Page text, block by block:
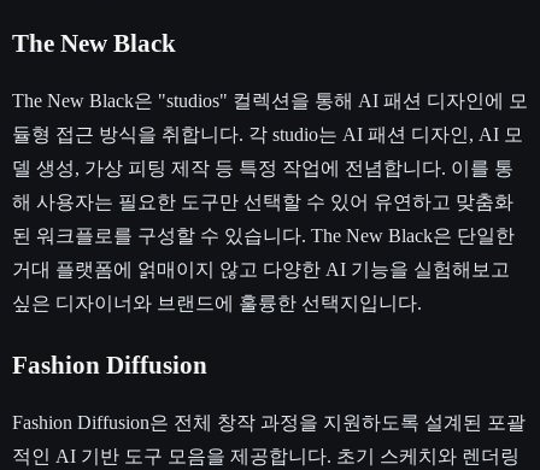
The New Black
The New Black은 "studios" 컬렉션을 통해 AI 패션 디자인에 모
듈형 접근 방식을 취합니다. 각 studio는 AI 패션 디자인, AI 모
델 생성, 가상 피팅 제작 등 특정 작업에 전념합니다. 이를 통
해 사용자는 필요한 도구만 선택할 수 있어 유연하고 맞춤화
된 워크플로를 구성할 수 있습니다. The New Black은 단일한
거대 플랫폼에 얽매이지 않고 다양한 AI 기능을 실험해보고
싶은 디자이너와 브랜드에 훌륭한 선택지입니다.
Fashion Diffusion
Fashion Diffusion은 전체 창작 과정을 지원하도록 설계된 포괄
적인 AI 기반 도구 모음을 제공합니다. 초기 스케치와 렌더링